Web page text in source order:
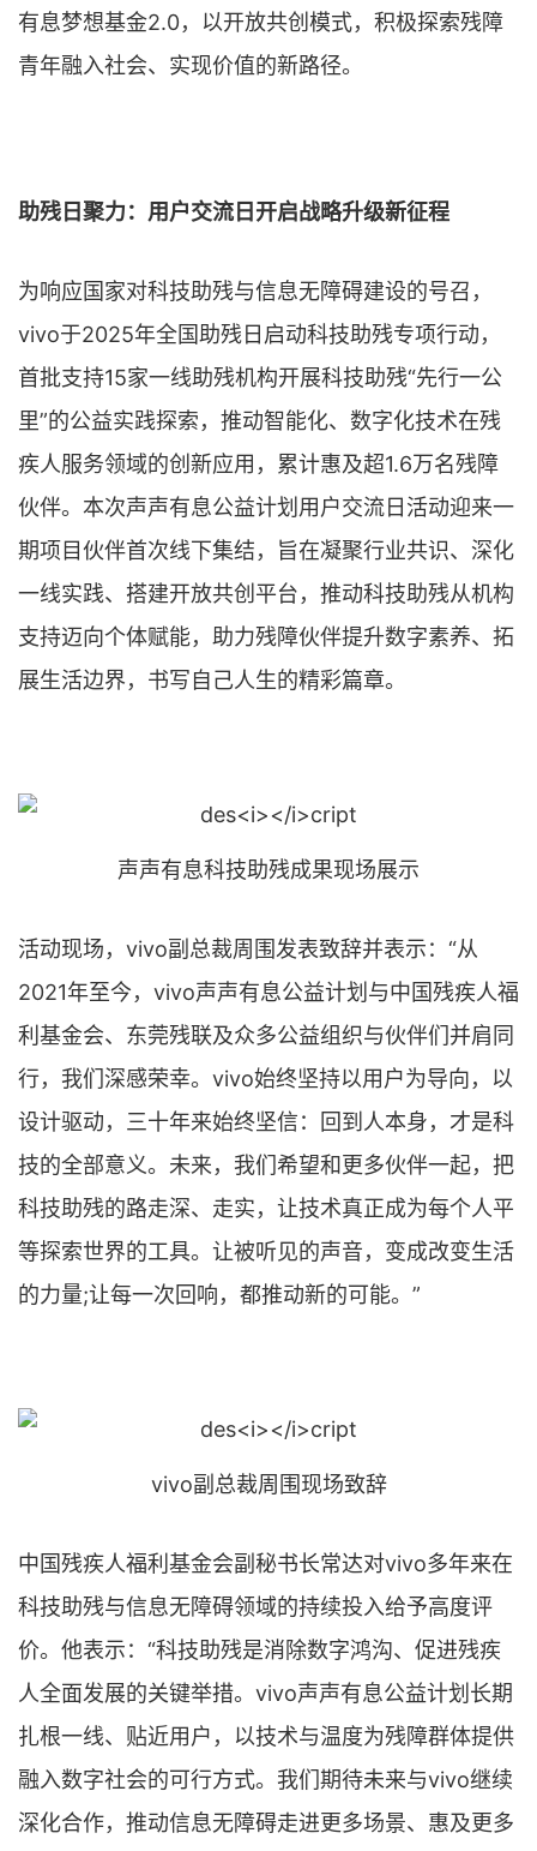
有息梦想基金2.0，以开放共创模式，积极探索残障
青年融入社会、实现价值的新路径。
助残日聚力：用户交流日开启战略升级新征程
为响应国家对科技助残与信息无障碍建设的号召，
vivo于2025年全国助残日启动科技助残专项行动，
首批支持15家一线助残机构开展科技助残“先行一公
里”的公益实践探索，推动智能化、数字化技术在残
疾人服务领域的创新应用，累计惠及超1.6万名残障
伙伴。本次声声有息公益计划用户交流日活动迎来一
期项目伙伴首次线下集结，旨在凝聚行业共识、深化
一线实践、搭建开放共创平台，推动科技助残从机构
支持迈向个体赋能，助力残障伙伴提升数字素养、拓
展生活边界，书写自己人生的精彩篇章。
声声有息科技助残成果现场展示
活动现场，vivo副总裁周围发表致辞并表示：“从
2021年至今，vivo声声有息公益计划与中国残疾人福
利基金会、东莞残联及众多公益组织与伙伴们并肩同
行，我们深感荣幸。vivo始终坚持以用户为导向，以
设计驱动，三十年来始终坚信：回到人本身，才是科
技的全部意义。未来，我们希望和更多伙伴一起，把
科技助残的路走深、走实，让技术真正成为每个人平
等探索世界的工具。让被听见的声音，变成改变生活
的力量;让每一次回响，都推动新的可能。”
vivo副总裁周围现场致辞
中国残疾人福利基金会副秘书长常达对vivo多年来在
科技助残与信息无障碍领域的持续投入给予高度评
价。他表示：“科技助残是消除数字鸿沟、促进残疾
人全面发展的关键举措。vivo声声有息公益计划长期
扎根一线、贴近用户，以技术与温度为残障群体提供
融入数字社会的可行方式。我们期待未来与vivo继续
深化合作，推动信息无障碍走进更多场景、惠及更多